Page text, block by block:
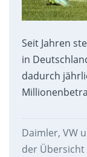
Seit Jahren
in
dadurch
Daimler, VW
der Übersicht